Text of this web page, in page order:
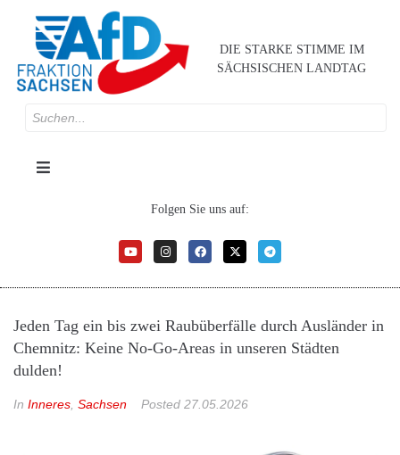
DIE STARKE STIMME IM
SÄCHSISCHEN LANDTAG
Folgen Sie uns auf:
Jeden Tag ein bis zwei Raubüberfälle durch Ausländer in
Chemnitz: Keine No-Go-Areas in unseren Städten
dulden!
In Inneres Sachsen Posted 27.05.2026